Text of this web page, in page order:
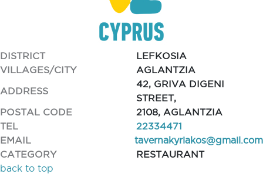
DISTRICT
LEFKOSIA
VILLAGES/CITY
AGLANTZIA
ADDRESS
42, GRIVA DIGENI
STREET,
POSTAL CODE
2108, AGLANTZIA
TEL
22334471
EMAIL
tavernakyriakos@gmail.com
CATEGORY
RESTAURANT
back to top